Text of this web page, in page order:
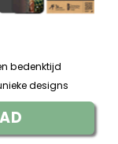
bedenktijd
designs